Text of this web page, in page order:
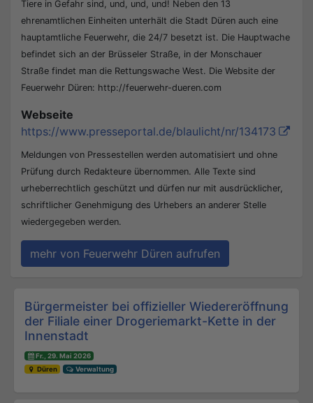
Tiere in Gefahr sind, und, und, und! Neben den 13
ehrenamtlichen Einheiten unterhält die Stadt Düren auch eine
hauptamtliche Feuerwehr, die 24/7 besetzt ist. Die Hauptwache
befindet sich an der Brüsseler Straße, in der Monschauer
Straße findet man die Rettungswache West. Die Website der
Feuerwehr Düren: http://feuerwehr-dueren.com
Webseite
https://www.presseportal.de/blaulicht/nr/134173
Meldungen von Pressestellen werden automatisiert und ohne
Prüfung durch Redakteure übernommen. Alle Texte sind
urheberrechtlich geschützt und dürfen nur mit ausdrücklicher,
schriftlicher Genehmigung des Urhebers an anderer Stelle
wiedergegeben werden.
mehr von Feuerwehr Düren aufrufen
Beitrags-Navigation
Bürgermeister bei offizieller Wiedereröffnung
der Filiale einer Drogeriemarkt-Kette in der
Innenstadt
Fr., 29. Mai 2026
Düren
Verwaltung